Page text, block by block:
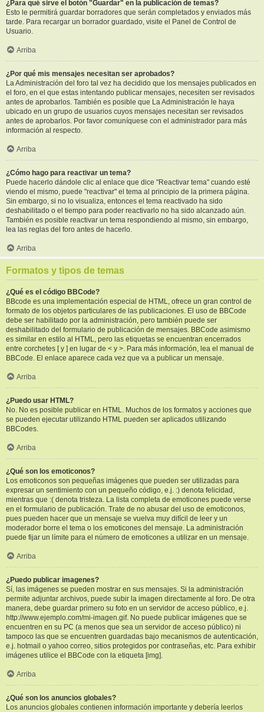
¿Para qué sirve el botón "Guardar" en la publicación de temas?
Esto le permitirá guardar borradores que serán completados y enviados más
tarde. Para recargar un borrador guardado, visite el Panel de Control de
Usuario.
Arriba
¿Por qué mis mensajes necesitan ser aprobados?
La Administración del foro tal vez ha decidido que los mensajes publicados en
el foro, en el que estas intentando publicar mensajes, necesiten ser revisados
antes de aprobarlos. También es posible que La Administración le haya
ubicado en un grupo de usuarios cuyos mensajes necesitan ser revisados
antes de aprobarlos. Por favor comuníquese con el administrador para más
información al respecto.
Arriba
¿Cómo hago para reactivar un tema?
Puede hacerlo dándole clic al enlace que dice "Reactivar tema" cuando esté
viendo el mismo, puede "reactivar" el tema al principio de la primera página.
Sin embargo, si no lo visualiza, entonces el tema reactivado ha sido
deshabilitado o el tiempo para poder reactivarlo no ha sido alcanzado aún.
También es posible reactivar un tema respondiendo al mismo, sin embargo,
lea las reglas del foro antes de hacerlo.
Arriba
Formatos y tipos de temas
¿Qué es el código BBCode?
BBcode es una implementación especial de HTML, ofrece un gran control de
formato de los objetos particulares de las publicaciones. El uso de BBCode
debe ser habilitado por la administración, pero también puede ser
deshabilitado del formulario de publicación de mensajes. BBCode asimismo
es similar en estilo al HTML, pero las etiquetas se encuentran encerrados
entre corchetes [ y ] en lugar de < y >. Para más información, lea el manual de
BBCode. El enlace aparece cada vez que va a publicar un mensaje.
Arriba
¿Puedo usar HTML?
No. No es posible publicar en HTML. Muchos de los formatos y acciones que
se pueden ejecutar utilizando HTML pueden ser aplicados utilizando
BBCodes.
Arriba
¿Qué son los emoticonos?
Los emoticonos son pequeñas imágenes que pueden ser utilizadas para
expresar un sentimiento con un pequeño código, e.j. :) denota felicidad,
mientras que :( denota tristeza. La lista completa de emoticones puede verse
en el formulario de publicación. Trate de no abusar del uso de emoticonos,
pues pueden hacer que un mensaje se vuelva muy difícil de leer y un
moderador borre el tema o los emoticones del mensaje. La administración
puede fijar un límite para el número de emoticones a utilizar en un mensaje.
Arriba
¿Puedo publicar imagenes?
Sí, las imágenes se pueden mostrar en sus mensajes. Si la administración
permite adjuntar archivos, puede subir la imagen directamente al foro. De otra
manera, debe guardar primero su foto en un servidor de acceso público, e.j.
http://www.ejemplo.com/mi-imagen.gif. No puede publicar imágenes que se
encuentren en su PC (a menos que sea un servidor de acceso público) ni
tampoco las que se encuentren guardadas bajo mecanismos de autenticación,
e.j. hotmail o yahoo correo, sitios protegidos por contraseñas, etc. Para exhibir
imágenes utilice el BBCode con la etiqueta [img].
Arriba
¿Qué son los anuncios globales?
Los anuncios globales contienen información importante y debería leerlos